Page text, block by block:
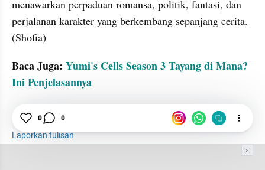
menawarkan perpaduan romansa, politik, fantasi, dan
perjalanan karakter yang berkembang sepanjang cerita.
(Shofia)
Baca Juga: Yumi's Cells Season 3 Tayang di Mana?
Ini Penjelasannya
tatatax2
Aktor
Laporkan tulisan
0 0